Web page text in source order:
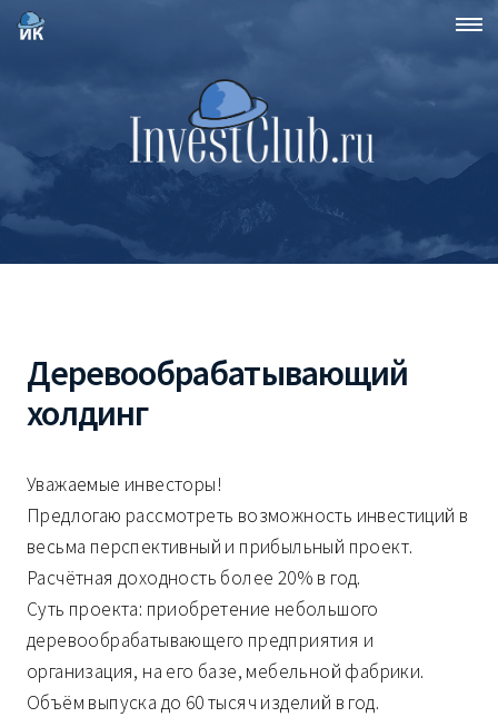
Деревообрабатывающий
холдинг
Уважаемые инвесторы!
Предлогаю рассмотреть возможность инвестиций в
весьма перспективный и прибыльный проект.
Расчётная доходность более 20% в год.
Суть проекта: приобретение небольшого
деревообрабатывающего предприятия и
организация, на его базе, мебельной фабрики.
Объём выпуска до 60 тысяч изделий в год.